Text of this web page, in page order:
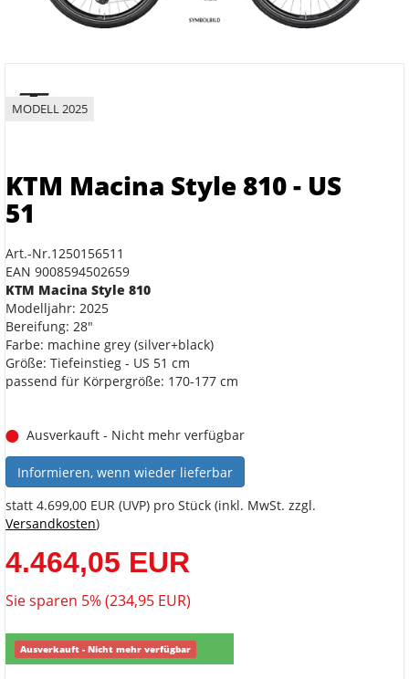
MODELL 2025
KTM Macina Style 810 - US
51
Art.-Nr.1250156511
EAN 9008594502659
KTM Macina Style 810
Modelljahr: 2025
Bereifung: 28"
Farbe: machine grey (silver+black)
Größe: Tiefeinstieg - US 51 cm
passend für Körpergröße: 170-177 cm
Ausverkauft - Nicht mehr verfügbar
Informieren, wenn wieder lieferbar
statt 4.699,00 EUR (UVP) pro Stück (inkl. MwSt. zzgl.
Versandkosten)
4.464,05 EUR
Sie sparen 5% (234,95 EUR)
Ausverkauft - Nicht mehr verfügbar